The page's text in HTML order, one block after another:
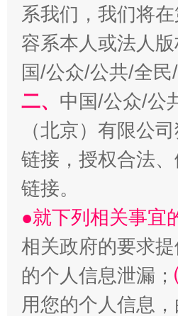
揭开“小金库”的免责幌子
受贿1.44亿！段成刚被判
系我们，我们将
容系本人或法人
国/公众/公共/全
二、 中国/公众/公
（北京）有限公
链接，授权合法
链接。
●就下列相关事宜
相关政府的要求
的个人信息泄漏；
用您的个人信息